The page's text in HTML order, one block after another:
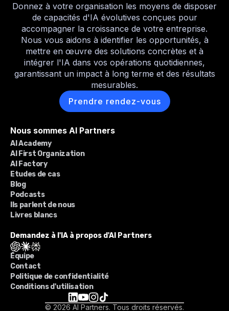
Donnez à votre organisation les moyens de disposer
de capacités d'IA évolutives conçues pour
accompagner la croissance de votre entreprise.
Nous vous aidons à identifier les opportunités, à
mettre en œuvre des solutions concrètes et à
intégrer l'IA dans vos opérations quotidiennes,
garantissant un impact à long terme et des résultats
mesurables.
Prendre rendez-vous
Nous sommes AI Partners
AI Academy
AI First Organization
AI Factory
Etudes de cas
Blog
Podcasts
Ils parlent de nous
Livres blancs
Demandez à l'IA à propos d'AI Partners
Équipe
Contact
Politique de confidentialité
Conditions d'utilisation
© 2026 AI Partners. Tous droits réservés.